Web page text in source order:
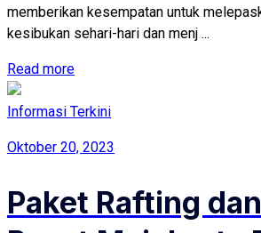
memberikan kesempatan untuk
kesibukan sehari-hari dan menj ...
Read more
Informasi Terkini
Oktober 20, 2023
Paket Rafting